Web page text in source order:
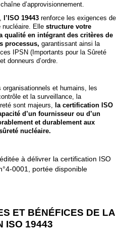
d’approvisionnement.
l’ISO 19443 renforce les exigences de
nucléaire. Elle structure votre
qualité en intégrant des critères de
processus, garantissant ainsi la
IPSN (Importants pour la Sûreté
donneurs d’ordre.
et humains, les
et la surveillance, la
sont majeurs, la certification ISO
d’un fournisseur ou d’un
et durablement aux
nucléaire.
à délivrer la certification ISO
0001, portée disponible
ET BÉNÉFICES DE LA
ISO 19443